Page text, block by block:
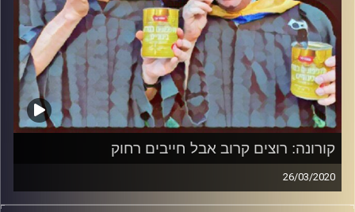
קורונה: רוצים קרוב אבל חייבים רחוק
26/03/2020
החמוצים – בפעם השלישית.